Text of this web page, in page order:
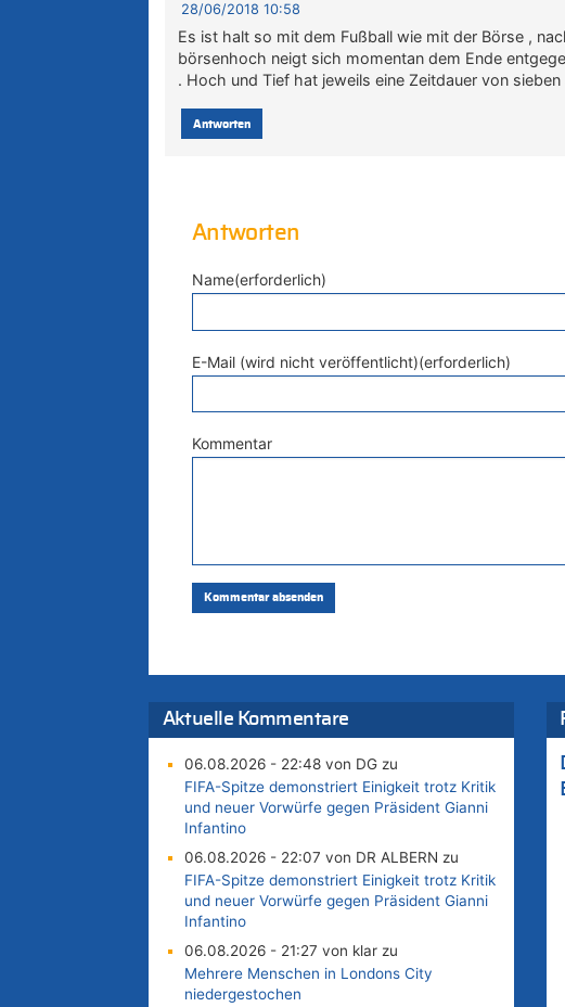
28/06/2018 10:58
Es ist halt so mit dem Fußball wie mit der Börse ,
börsenhoch neigt sich momentan dem Ende
. Hoch und Tief hat jeweils eine Zeitdauer von sieben
Antworten
Antworten
Name(erforderlich)
E-Mail (wird nicht veröffentlicht)(erforderlich)
Kommentar
Aktuelle Kommentare
06.08.2026 - 22:48 von DG zu
FIFA-Spitze demonstriert Einigkeit trotz Kritik
und neuer Vorwürfe gegen Präsident Gianni
Infantino
06.08.2026 - 22:07 von DR ALBERN zu
FIFA-Spitze demonstriert Einigkeit trotz Kritik
und neuer Vorwürfe gegen Präsident Gianni
Infantino
06.08.2026 - 21:27 von klar zu
Mehrere Menschen in Londons City
niedergestochen